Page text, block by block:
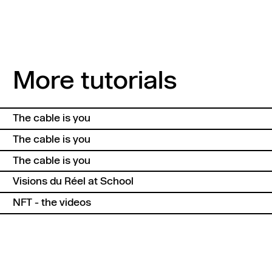
More tutorials
The cable is you
The cable is you
The cable is you
Visions du Réel at School
NFT - the videos